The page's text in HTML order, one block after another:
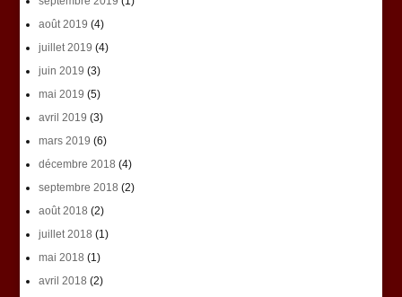
août 2019 (4)
juillet 2019 (4)
juin 2019 (3)
mai 2019 (5)
avril 2019 (3)
mars 2019 (6)
décembre 2018 (4)
septembre 2018 (2)
août 2018 (2)
juillet 2018 (1)
mai 2018 (1)
avril 2018 (2)